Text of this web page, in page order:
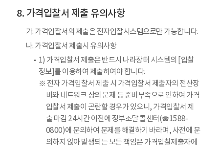
가격입찰서 제출 유의사항
가. 가격입찰서의 제출은 전자입찰시스템으로만 가능합니다.
나. 가격입찰서 제출시 유의사항
1) 가격입찰서 제출은 반드시 나라장터 시스템의 [입찰
정보]를 이용하여 제출하여야 합니다.
※ 전자 가격입찰서 제출 시 가격입찰서 제출자의 전산장
비와 네트워크 상의 문제 등 준비부족으로 인하여 가격
입찰서 제출이 곤란할 경우가 있으니, 가격입찰서 제
출 마감 24시간 이전에 정부조달 콜센터(☎1588-
0800)에 문의하여 문제를 해결하기 바라며, 사전에 문
의하지 않아 발생되는 모든 책임은 가격입찰제출자에